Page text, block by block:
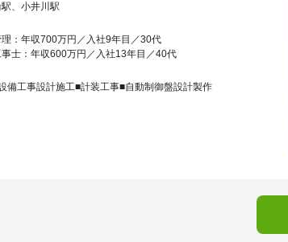
、小井川駅
：年収700万円／入社9年目／30代
事士：年収600万円／入社13年目／40代
備工事設計施工■計装工事■自動制御盤設計製作